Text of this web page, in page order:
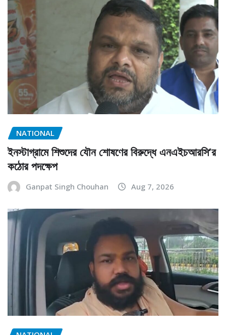
NATIONAL
ইনস্টাগ্রামে শিশুদের যৌন শোষণের বিরুদ্ধে এনএইচআরসি’র
কঠোর পদক্ষেপ
Ganpat Singh Chouhan Aug 7, 2026